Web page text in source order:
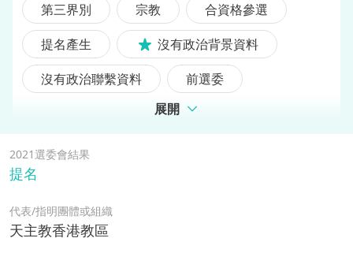
第三界別 宗教
合資格參選
提名產生
沒有政治背景資料
沒有政治聯繫資料
前選委
展開
2021選委會結果
提名
代表/指明團體或組織
天主教香港教區